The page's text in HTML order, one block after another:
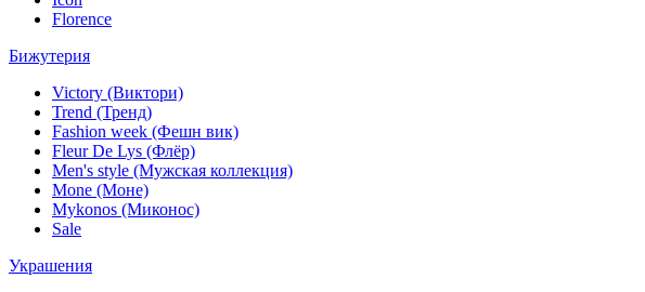
Florence
Бижутерия
Victory (Виктори)
Trend (Тренд)
Fashion week (Фешн вик)
Fleur De Lys (Флёр)
Men's style (Мужская коллекция)
Mone (Моне)
Mykonos (Миконос)
Sale
Украшения